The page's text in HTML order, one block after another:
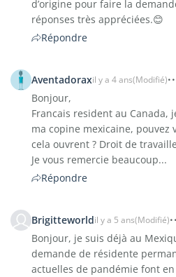
d’origine pour faire la
réponses très appréciées.😊
Répondre
Aventadoraxil y a 4 ans(Modifié)
Bonjour,
Francais resident au Canada,
ma copine mexicaine,
cela ouvrent ? Droit de
Je vous remercie beaucoup...
Répondre
Brigitteworldil y a 5 ans(Modifié)
Bonjour, je suis déjà au
demande de résidente
actuelles de pandémie font